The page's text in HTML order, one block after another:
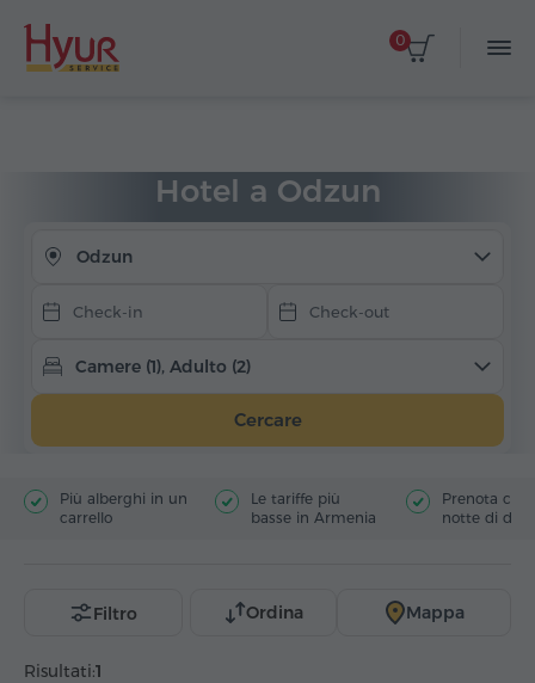
0
Hotel a Odzun
Odzun
Camere (1), Adulto (2)
Cercare
Più alberghi in un
carrello
Le tariffe più
basse in Armenia
Prenota con
notte di
Risultati:1
Filtro Ordina Mappa